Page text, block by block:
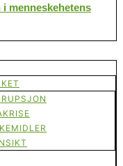
menneskehetens